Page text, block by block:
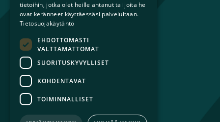
Ajankohtaista
Tilaa uutiskirje
Liity jäseneksi
Yhteystiedot
© 2026 Sateenkaariperheet ry
Tietosuojaseloste
tietoihin, jotka olet heille antanut tai joita he
ovat keränneet käyttäessäsi palveluitaan.
Tietosuojakäytäntö
EHDOTTOMASTI
VÄLTTÄMÄTTÖMÄT
SUORITUSKYVYLLISET
KOHDENTAVAT
TOIMINNALLISET